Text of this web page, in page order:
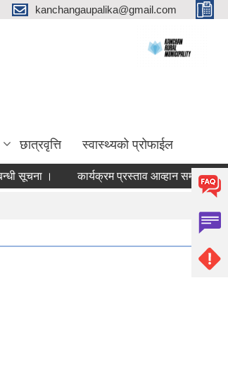
kanchangaupalika@gmail.com
छात्रवृत्ति स्वास्थ्यको प्रोफाईल
। कार्यक्रम प्रस्ताव आव्हान सम्बन्धी सूचना ।